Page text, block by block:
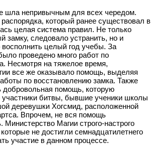
шла непривычным для всех чередом.
который ранее существовал в
целая система правил. Не только
замку, следовало устранить, но и
целый год учебы. За
проведено много работ по
Несмотря на тяжелое время,
все же оказывало помощь, выделяя
по восстановлению замка. Также
добровольная помощь, которую
участники битвы, бывшие ученики школы
деревушки Хогсмид, расположенной
Впрочем, не вся помощь
Министерство Магии строго-настрого
не достигли семнадцатилетнего
участие в данном процессе.